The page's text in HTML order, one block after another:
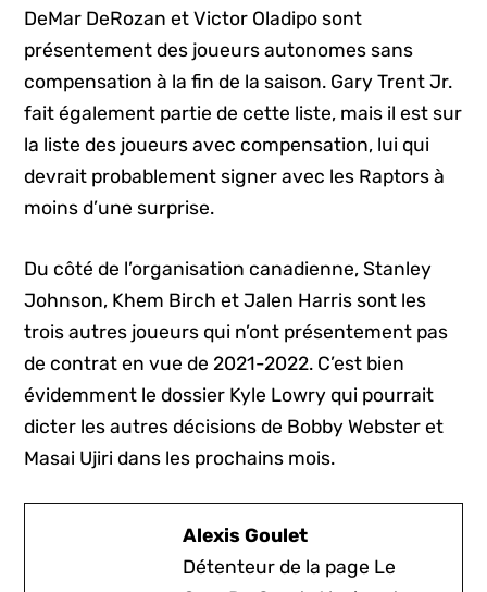
DeMar DeRozan et Victor Oladipo sont
présentement des joueurs autonomes sans
compensation à la fin de la saison. Gary Trent Jr.
fait également partie de cette liste, mais il est sur
la liste des joueurs avec compensation, lui qui
devrait probablement signer avec les Raptors à
moins d’une surprise.
Du côté de l’organisation canadienne, Stanley
Johnson, Khem Birch et Jalen Harris sont les
trois autres joueurs qui n’ont présentement pas
de contrat en vue de 2021-2022. C’est bien
évidemment le dossier Kyle Lowry qui pourrait
dicter les autres décisions de Bobby Webster et
Masai Ujiri dans les prochains mois.
Alexis Goulet
Détenteur de la page Le